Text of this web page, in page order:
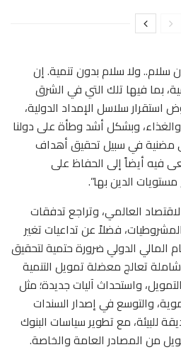
سلام.. ولا سلام بدون تنمية. إن
بما فيها تلك التي في الشرق
استقرار سلاسل الإمداد الدولية،
وبشكل أشد وطأة على دولنا
مضنية في سبيل تحقيق أهداف
فيه أيضاً إلى الحفاظ على
الدين بها”.
العالمي، وتراجع تدفقات
فضلاً عن تداعيات تغير
المالي الدولي ضرورة حتمية لتحقيق
شاملة تعالج معضلة تمويل التنمية
واستحداث آليات جديدة؛ مثل
والتوسع في إصدار السندات
للبيئة، مع تطوير سياسات البنوك
من المصادر العامة والخاصة.